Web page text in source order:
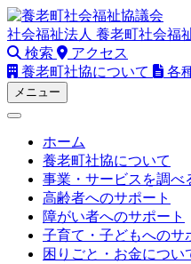
Skip
to
content
社会福祉法人 養老町社会福
検索
アクセス
養老町社協について
各
メニュー
ホーム
養老町社協について
事業・サービスを調べ
高齢者へのサポート
障がい者へのサポート
子育て・子どもへのサ
困りごと・お金につい